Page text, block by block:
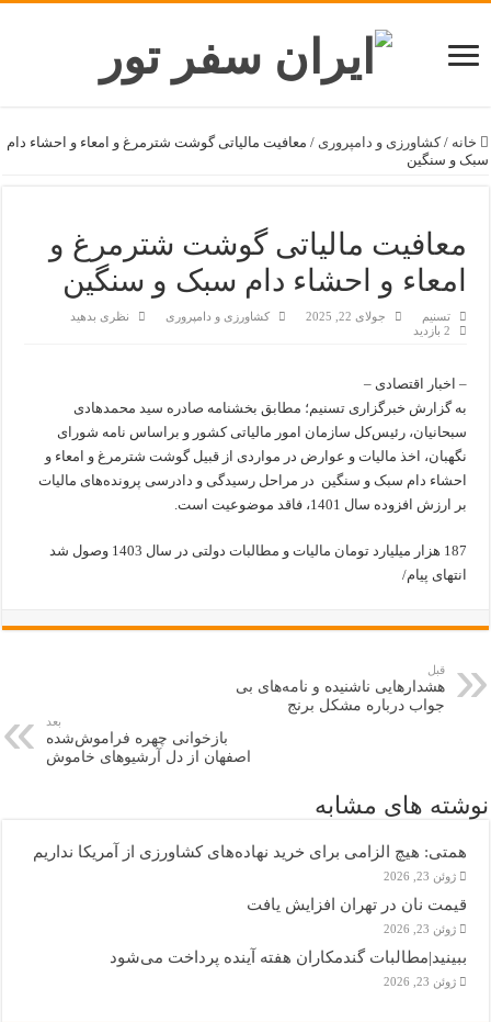
خانه / کشاورزی و دامپروری / معافیت مالیاتی گوشت شترمرغ و امعاء و احشاء دام
سبک و سنگین
معافیت مالیاتی گوشت شترمرغ و
امعاء و احشاء دام سبک و سنگین
تسنیم جولای 22, 2025 کشاورزی و دامپروری
نظری بدهید
2 بازدید
– اخبار اقتصادی –
به گزارش خبرگزاری تسنیم؛ مطابق بخشنامه صادره سید محمدهادی
سبحانیان، رئیس‌کل سازمان امور مالیاتی کشور و براساس نامه شورای
نگهبان، اخذ مالیات و عوارض در مواردی از قبیل گوشت شترمرغ و امعاء و
احشاء دام سبک و سنگین در مراحل رسیدگی و دادرسی پرونده‌های مالیات
بر ارزش افزوده سال 1401، فاقد موضوعیت است.
187 هزار میلیارد تومان مالیات و مطالبات دولتی در سال 1403 وصول شد
انتهای پیام/
قبل
هشدارهایی ناشنیده و نامه‌های بی
جواب درباره مشکل برنج
بعد
بازخوانی چهره فراموش‌شده
اصفهان از دل آرشیوهای خاموش
نوشته های مشابه
همتی: هیچ الزامی برای خرید نهاده‌های کشاورزی از آمریکا نداریم
ژوئن 23, 2026
قیمت نان در تهران افزایش یافت
ژوئن 23, 2026
ببینید|مطالبات گندمکاران هفته آینده پرداخت می‌شود
ژوئن 23, 2026